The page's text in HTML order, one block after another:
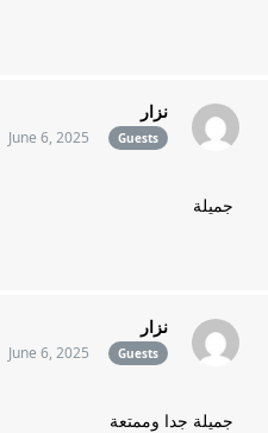
نزار
Guests
June 6, 2025
جميلة
نزار
Guests
June 6, 2025
جميلة جدا وممتعة